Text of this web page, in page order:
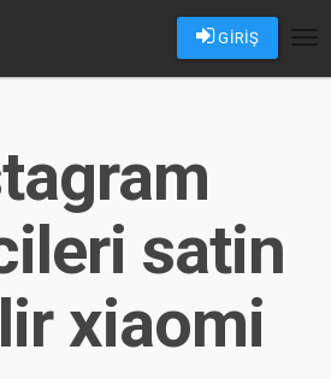
GİRİŞ
satin
xiaomi